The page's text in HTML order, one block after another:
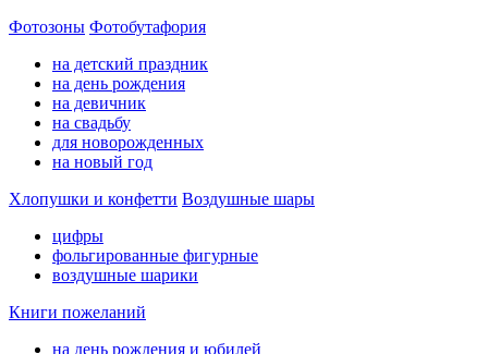
Фотозоны Фотобутафория
на детский праздник
на день рождения
на девичник
на свадьбу
для новорожденных
на новый год
Хлопушки и конфетти Воздушные шары
цифры
фольгированные фигурные
воздушные шарики
Книги пожеланий
на день рождения и юбилей